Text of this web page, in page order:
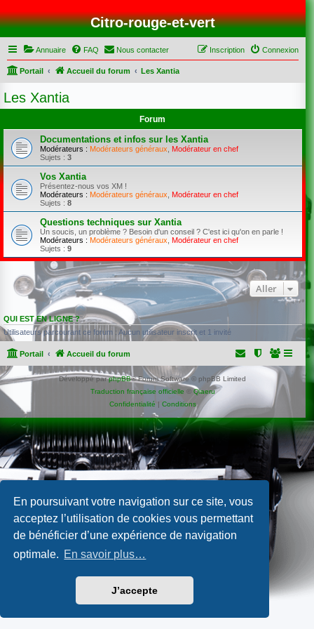
En poursuivant votre navigation sur ce site, vous
acceptez l’utilisation de cookies vous permettant
de bénéficier d’une expérience de navigation
optimale. En savoir plus…
J’accepte
Citro-rouge-et-vert
Annuaire FAQ Nous contacter Connexion
Inscription
Portail Accueil du forum Les Xantia
Les Xantia
Forum
Documentations et infos sur les Xantia
Modérateurs : Modérateurs généraux
Modérateur en chef
Sujets : 3
Vos Xantia
Présentez-nous vos XM !
Modérateurs : Modérateurs généraux
Modérateur en chef
Sujets : 8
Questions techniques sur Xantia
Un soucis, un problème ? Besoin d'un conseil ? C'est ici qu'on en parle !
Modérateurs : Modérateurs généraux Modérateur en chef
Sujets : 9
Aller
QUI EST EN LIGNE ?
Utilisateurs parcourant ce forum : Aucun utilisateur inscrit et 1 invité
Portail Accueil du forum
Développé parphpBB® Forum Software © phpBB Limited
Traduction française officielle © Qiaeru
Confidentialité | Conditions